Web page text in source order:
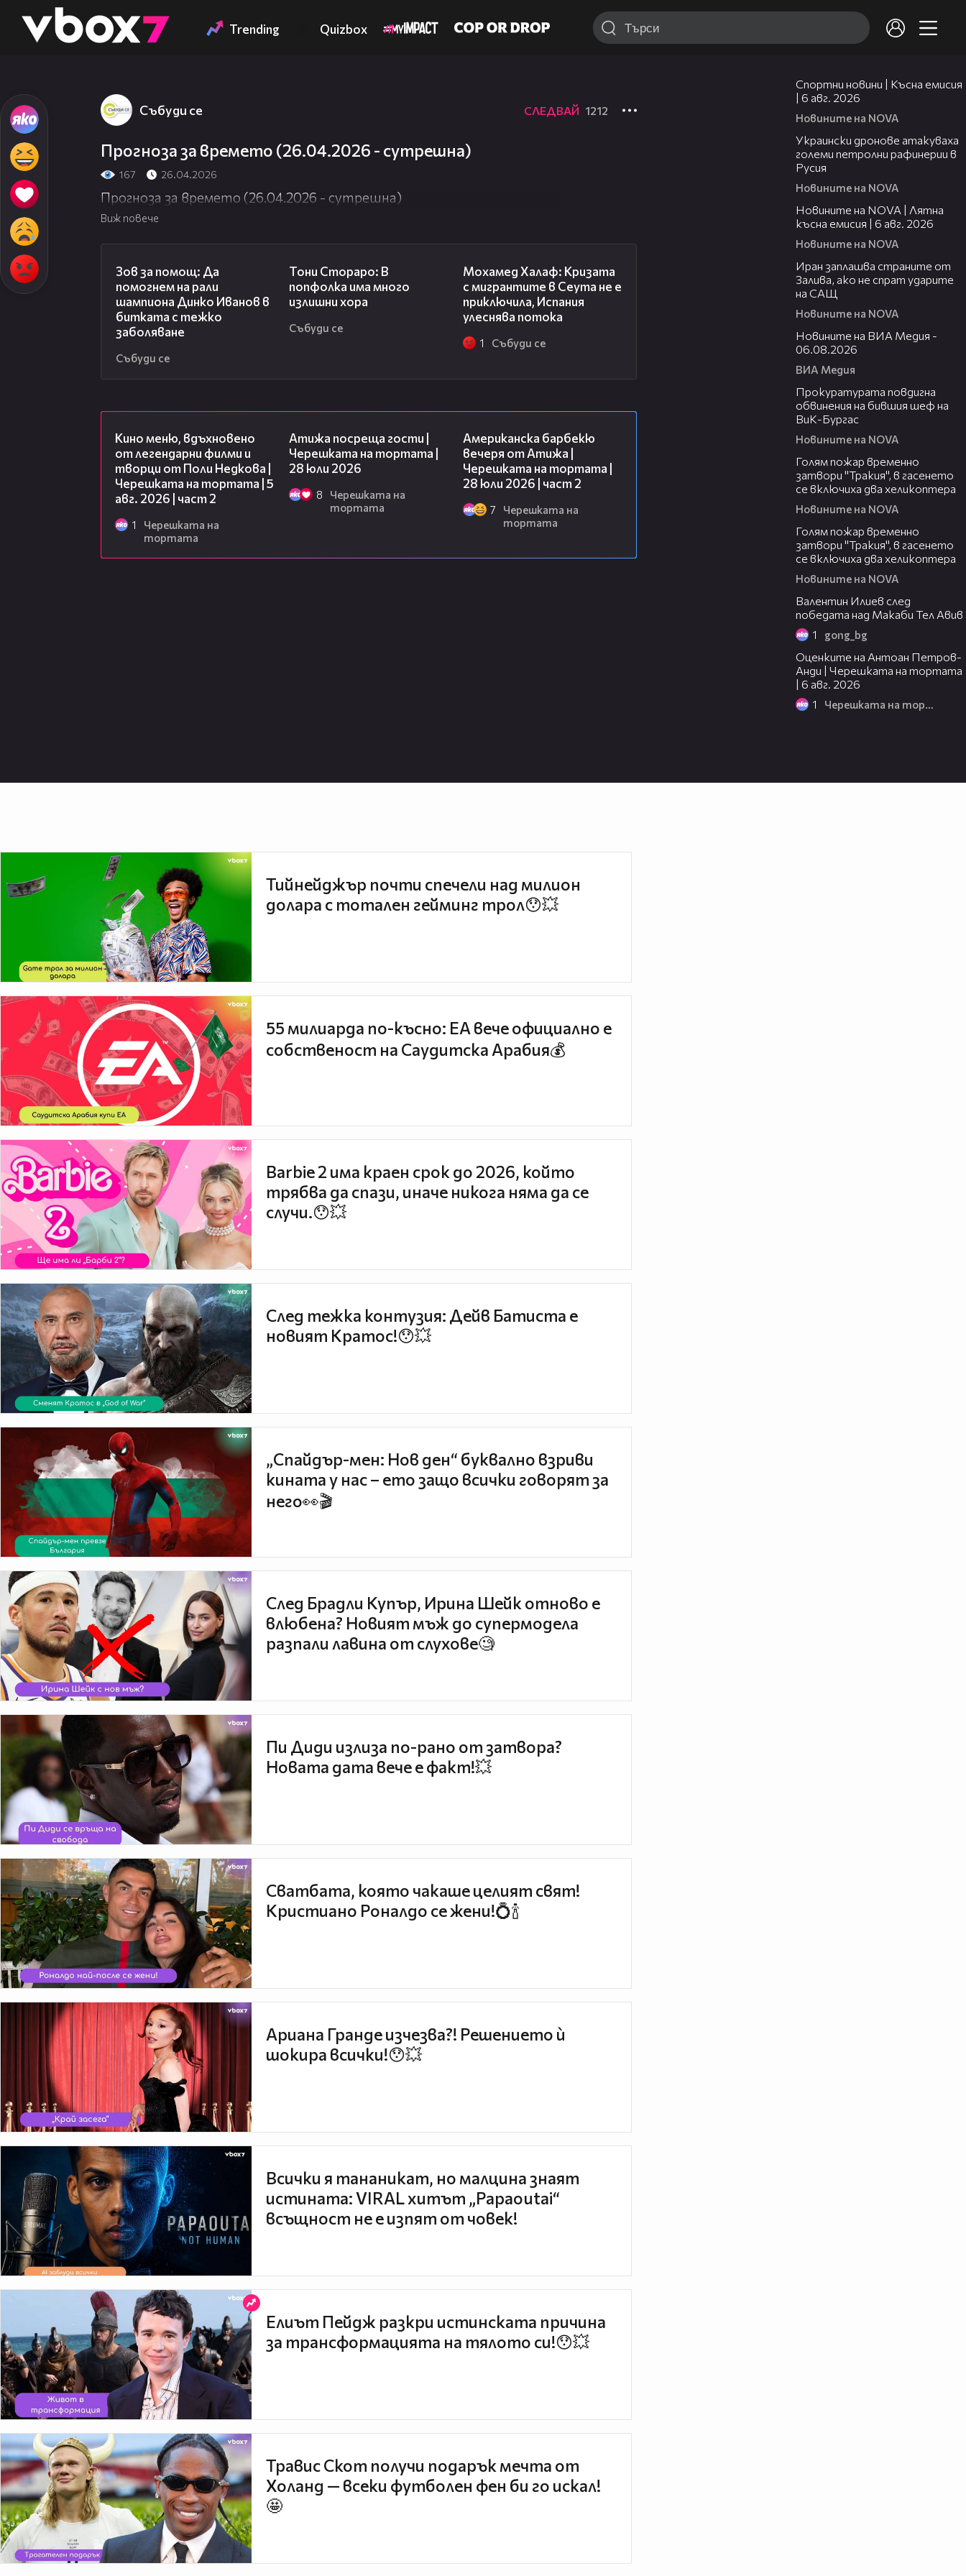
👾 Trending Quizbox
Събуди се СЛЕДВАЙ 1212
Прогноза за времето (26.04.2026 - сутрешна)
167 26.04.2026
Прогноза за времето (26.04.2026 - сутрешна)
Виж повече
Зов за помощ: Да
помогнем на рали
шампиона Динко Иванов в
битката с тежко
заболяване
Събуди се
Тони Стораро: В
попфолка има много
излишни хора
Събуди се
Мохамед Халаф: Кризата
с мигрантите в Сеута не е
приключила, Испания
улеснява потока
1 Събуди се
Кино меню, вдъхновено
от легендарни филми и
творци от Поли Недкова |
Черешката на тортата | 5
авг. 2026 | част 2
1
Черешката на
тортата
Атижа посреща гости |
Черешката на тортата |
28 юли 2026
8
Черешката на
тортата
Американска барбекю
вечеря от Атижа |
Черешката на тортата |
28 юли 2026 | част 2
7
Черешката на
тортата
Спортни новини | Късна емисия
| 6 авг. 2026
Новините на NOVA
Украински дронове атакуваха
големи петролни рафинерии в
Русия
Новините на NOVA
Новините на NOVA | Лятна
късна емисия | 6 авг. 2026
Новините на NOVA
Иран заплашва страните от
Залива, ако не спрат ударите
на САЩ
Новините на NOVA
Новините на ВИА Медия -
06.08.2026
ВИА Медия
Прокуратурата повдигна
обвинения на бившия шеф на
ВиК-Бургас
Новините на NOVA
Голям пожар временно
затвори "Тракия", в гасенето
се включиха два хеликоптера
Новините на NOVA
Голям пожар временно
затвори "Тракия", в гасенето
се включиха два хеликоптера
Новините на NOVA
Валентин Илиев след
победата над Макаби Тел Авив
1 gong_bg
Оценките на Антоан Петров-
Анди | Черешката на тортата
| 6 авг. 2026
1 Черешката на тортата
Тийнейджър почти спечели над милион
долара с тотален гейминг трол😯💥
55 милиарда по-късно: EA вече официално е
собственост на Саудитска Арабия💰
Barbie 2 има краен срок до 2026, който
трябва да спази, иначе никога няма да се
случи.😯💥
След тежка контузия: Дейв Батиста е
новият Кратос!😯💥
„Спайдър-мен: Нов ден“ буквално взриви
кината у нас – ето защо всички говорят за
него👀🎬
След Брадли Купър, Ирина Шейк отново е
влюбена? Новият мъж до супермодела
разпали лавина от слухове🧐
Пи Диди излиза по-рано от затвора?
Новата дата вече е факт!💥
Сватбата, която чакаше целият свят!
Кристиано Роналдо се жени!💍🍾
Ариана Гранде изчезва?! Решението ѝ
шокира всички!😯💥
Всички я тананикат, но малцина знаят
истината: VIRAL хитът „Papaoutai“
всъщност не е изпят от човек!
Елиът Пейдж разкри истинската причина
за трансформацията на тялото си!😯💥
Травис Скот получи подарък мечта от
Холанд — всеки футболен фен би го искал!
🤩